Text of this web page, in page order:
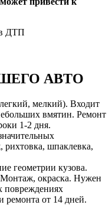
в ДТП
АВТО
мелкий). Входит
вмятин. Ремонт
1-2 дня.
рихтовка, шпаклевка,
геометрии кузова.
окраска. Нужен
повреждениях
ремонта от 14 дней.